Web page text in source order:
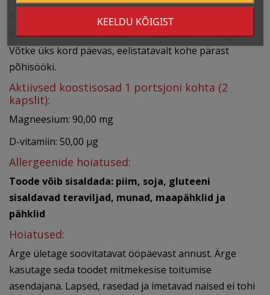
Võtke üks portsjon toodet – 1 kapsel, 300 ml veega.
Võtke üks kord päevas, eelistatavalt kohe pärast
põhisööki.
Aktiivsed koostisosad 1 portsjoni kohta (2
kapslit):
Magneesium: 90,00 mg
D-vitamiin: 50,00 µg
Allergeenide hoiatused:
Toode võib sisaldada: piim, soja, gluteeni
sisaldavad teraviljad, munad, maapähklid ja
pähklid
Hoiatused:
Ärge ületage soovitatavat ööpäevast annust. Ärge
kasutage seda toodet mitmekesise toitumise
asendajana. Lapsed, rasedad ja imetavad naised ei tohi
KEELDU KÕIGIST